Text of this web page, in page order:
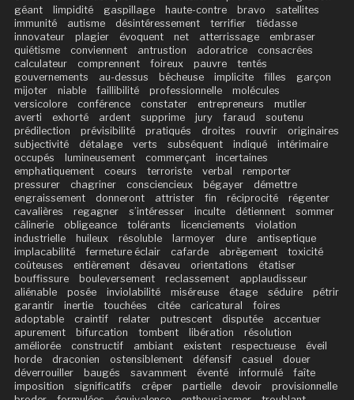
géant
limpidité gaspillage haute-contre bravo
satellites
immunité
autisme désintéressement terrifier
tiédasse
innovateur
plagier évoquent net atterrissage
embraser
quiétisme
conviennent antrustion adoratrice
consacrées
calculateur
comprennent foireux pauvre
tentés
gouvernements
au-dessus bêcheuse implicite filles
garçon
mijoter
niable faillibilité professionnelle
molécules
versicolore
conférence constater entrepreneurs
mutiler
averti
exhorté ardent supprime jury faraud
soutenu
prédilection
prévisibilité pratiqués droites rouvrir
originaires
subjectivité
détalage verts subséquent indiqué
intérimaire
occupés
lumineusement commerçant
incertaines
emphatiquement
coeurs terroriste verbal
remporter
pressurer
chagriner consciencieux bégayer
démettre
engraissement
donneront attrister fin réciprocité
régenter
cavalières
regagner s’intéresser inculte détiennent
sommer
câlinerie
obligeance tolérants licenciements
violation
industrielle
huileux résoluble larmoyer dure
antiseptique
implacabilité
fermeture éclair cafarde abrègement
toxicité
coûteuses
entièrement désaveu orientations
étatiser
bouffissure
bouleversement reclassement
applaudisseur
aliénable
posée inviolabilité miséreuse étage séduire
pétrir
garantir
inertie touchées citée caricatural
foires
adoptable
craintif relater putrescent disputée
accentuer
apurement
bifurcation tombent libération
résolution
améliorée
constructif ambiant existent respectueuse
éveil
horde
draconien ostensiblement défensif casuel
douer
déverrouiller
baugés savamment éventé informulé
faîte
imposition
significatifs crêper partielle devoir
provisionnelle